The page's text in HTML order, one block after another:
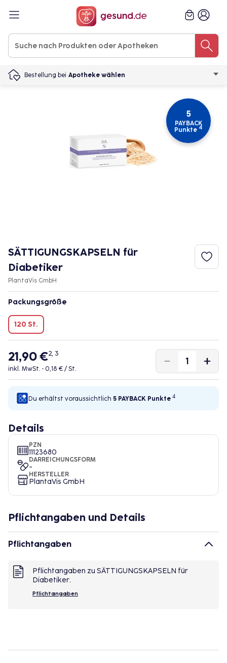
Bestellung bei Apotheke wählen
5
PAYBACK
Punkte 4
SÄTTIGUNGSKAPSELN für
Diabetiker
PlantaVis GmbH
Packungsgröße
120 St.
21,90 €2, 3
inkl. MwSt. • 0,18 € / St.
Du erhältst voraussichtlich 5 PAYBACK Punkte 4
Details
PZN
11123680
DARREICHUNGSFORM
-
HERSTELLER
PlantaVis GmbH
Pflichtangaben und Details
Pflichtangaben
Pflichtangaben zu SÄTTIGUNGSKAPSELN für
Diabetiker.
Pflichtangaben